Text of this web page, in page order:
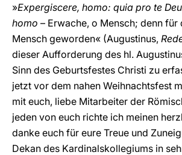
»Expergiscere, homo: quia pro te
homo – Erwache, o Mensch; denn für
Mensch geworden« (Augustinus,
dieser Aufforderung des hl.
Sinn des Geburtsfestes Christi zu
jetzt vor dem nahen Weihnachtsfest
mit euch, liebe Mitarbeiter der
jeden von euch richte ich meinen
danke euch für eure Treue und
Dekan des Kardinalskollegiums in